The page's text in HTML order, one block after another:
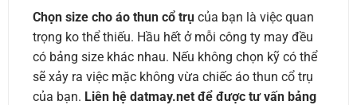
Chọn size cho áo thun cổ trụ của bạn là việc quan
trọng ko thể thiếu. Hầu hết ở mỗi công ty may đều
có bảng size khác nhau. Nếu không chọn kỹ có thể
sẽ xảy ra việc mặc không vừa chiếc áo thun cổ trụ
của bạn. Liên hệ datmay.net để được tư vấn bảng